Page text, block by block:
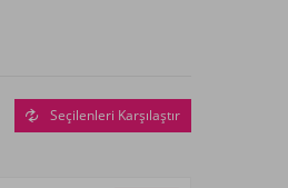
Seçilenleri Karşılaştır